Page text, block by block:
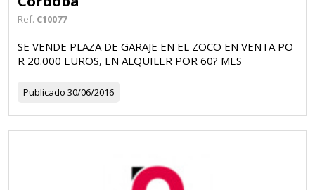
Ref. C10077
SE VENDE PLAZA DE GARAJE EN EL ZOCO EN VENTA PO
R 20.000 EUROS, EN ALQUILER POR 60? MES
Publicado 30/06/2016